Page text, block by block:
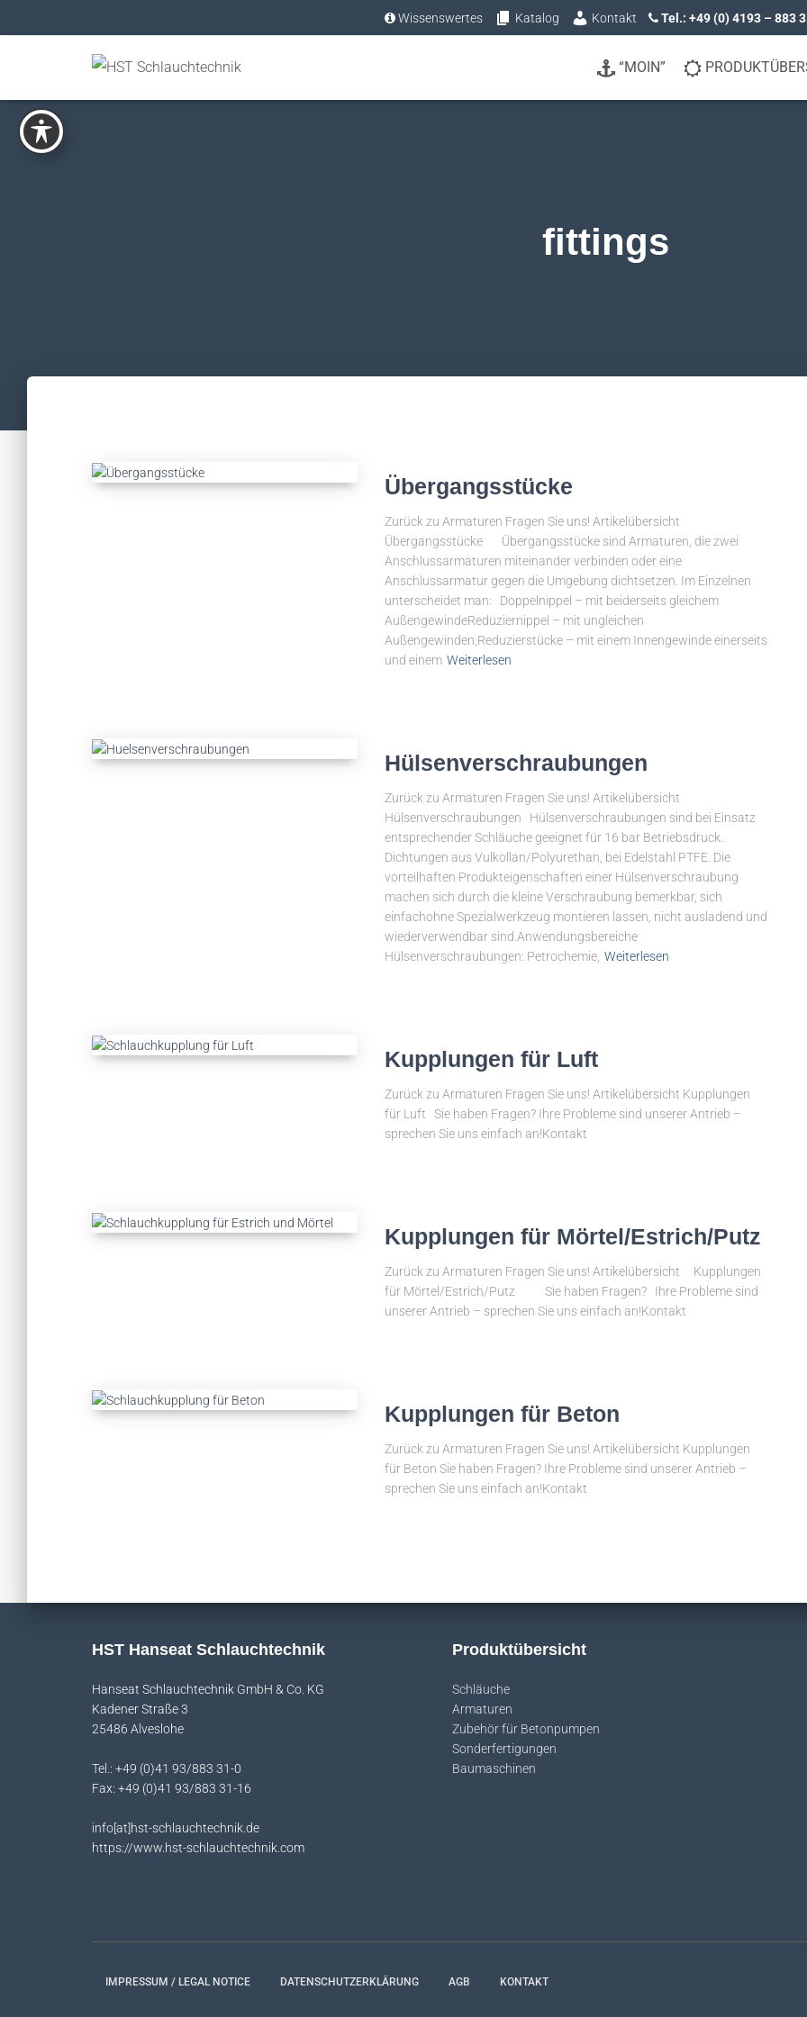
Wissenswertes Katalog Kontakt Tel.: +49 (0) 4193 – 883
“MOIN”
fittings
Übergangsstücke
Zurück zu Armaturen Fragen Sie uns! Artikelübersicht
Übergangsstücke Übergangsstücke sind Armaturen, die zwei
Anschlussarmaturen miteinander verbinden oder eine
Anschlussarmatur gegen die Umgebung dichtsetzen. Im Einzelnen
unterscheidet man: Doppelnippel – mit beiderseits gleichem
AußengewindeReduziernippel – mit ungleichen
Außengewinden,Reduzierstücke – mit einem Innengewinde einerseits
und einem Weiterlesen
Hülsenverschraubungen
Zurück zu Armaturen Fragen Sie uns! Artikelübersicht
Hülsenverschraubungen Hülsenverschraubungen sind bei Einsatz
entsprechender Schläuche geeignet für 16 bar Betriebsdruck.
Dichtungen aus Vulkollan/Polyurethan, bei Edelstahl PTFE. Die
vorteilhaften Produkteigenschaften einer Hülsenverschraubung
machen sich durch die kleine Verschraubung bemerkbar, sich
einfachohne Spezialwerkzeug montieren lassen, nicht ausladend und
wiederverwendbar sind.Anwendungsbereiche
Hülsenverschraubungen: Petrochemie, Weiterlesen
Kupplungen für Luft
Zurück zu Armaturen Fragen Sie uns! Artikelübersicht Kupplungen
für Luft Sie haben Fragen? Ihre Probleme sind unserer Antrieb –
sprechen Sie uns einfach an!Kontakt
Kupplungen für Mörtel/Estrich/Putz
Zurück zu Armaturen Fragen Sie uns! Artikelübersicht Kupplungen
für Mörtel/Estrich/Putz Sie haben Fragen? Ihre Probleme sind
unserer Antrieb – sprechen Sie uns einfach an!Kontakt
Kupplungen für Beton
Zurück zu Armaturen Fragen Sie uns! Artikelübersicht Kupplungen
für Beton Sie haben Fragen? Ihre Probleme sind unserer Antrieb –
sprechen Sie uns einfach an!Kontakt
HST Hanseat Schlauchtechnik
Hanseat Schlauchtechnik GmbH & Co. KG
Kadener Straße 3
25486 Alveslohe
Tel.: +49 (0)41 93/883 31-0
Fax: +49 (0)41 93/883 31-16
info[at]hst-schlauchtechnik.de
https://www.hst-schlauchtechnik.com
Produktübersicht
Schläuche
Armaturen
Zubehör für Betonpumpen
Sonderfertigungen
Baumaschinen
IMPRESSUM / LEGAL NOTICE DATENSCHUTZERKLÄRUNG AGB KONTAKT